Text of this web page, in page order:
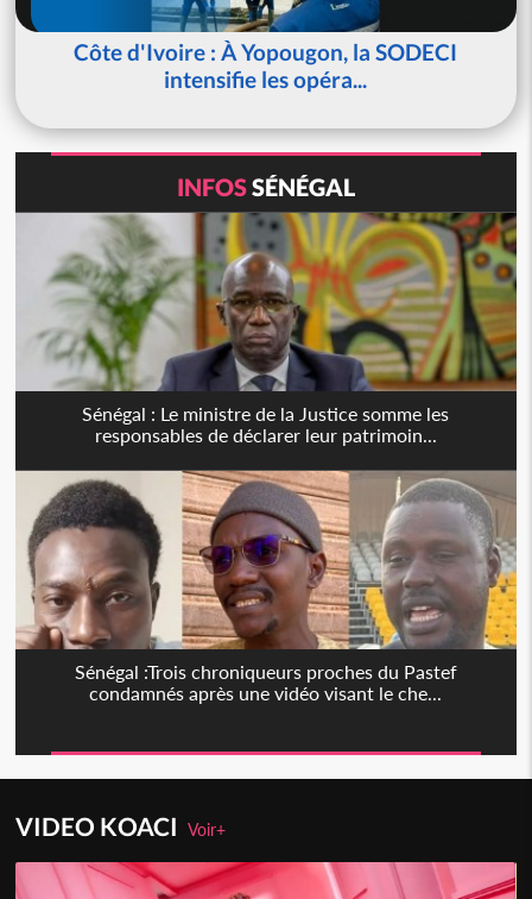
Côte d'Ivoire : À Yopougon, la SODECI
intensifie les opéra...
INFOSSÉNÉGAL
Sénégal : Le ministre de la Justice somme les
responsables de déclarer leur patrimoin...
Sénégal :Trois chroniqueurs proches du Pastef
condamnés après une vidéo visant le che...
VIDEO KOACIVoir+